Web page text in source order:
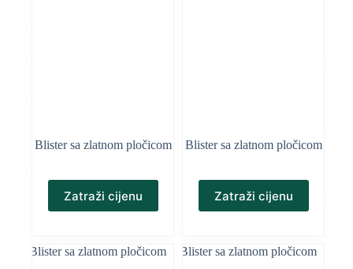
Blister sa zlatnom pločicom
Zatraži cijenu
Blister sa zlatnom pločicom
Zatraži cijenu